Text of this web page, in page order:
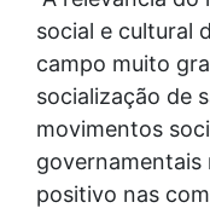
social e cultural
campo muito
socialização de
movimentos
governamentais
positivo nas